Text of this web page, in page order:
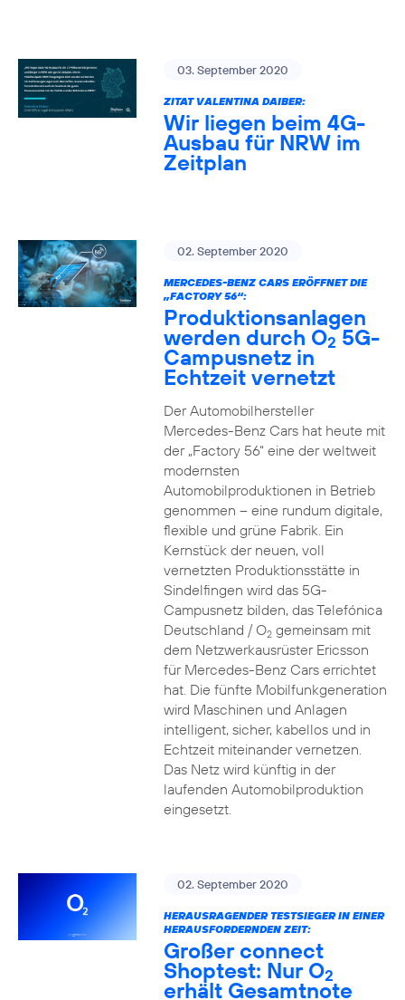
03. September 2020
ZITAT VALENTINA DAIBER:
Wir liegen beim 4G-
Ausbau für NRW im
Zeitplan
02. September 2020
MERCEDES-BENZ CARS ERÖFFNET DIE
„FACTORY 56“:
Produktionsanlagen
werden durch O25G-
Campusnetz in
Echtzeit vernetzt
Der Automobilhersteller
Mercedes-Benz Cars hat heute mit
der „Factory 56“ eine der weltweit
modernsten
Automobilproduktionen in Betrieb
genommen – eine rundum digitale,
flexible und grüne Fabrik. Ein
Kernstück der neuen, voll
vernetzten Produktionsstätte in
Sindelfingen wird das 5G-
Campusnetz bilden, das Telefónica
Deutschland / O2gemeinsam mit
dem Netzwerkausrüster Ericsson
für Mercedes-Benz Cars errichtet
hat. Die fünfte Mobilfunkgeneration
wird Maschinen und Anlagen
intelligent, sicher, kabellos und in
Echtzeit miteinander vernetzen.
Das Netz wird künftig in der
laufenden Automobilproduktion
eingesetzt.
02. September 2020
HERAUSRAGENDER TESTSIEGER IN EINER
HERAUSFORDERNDEN ZEIT:
Großer connect
Shoptest: Nur O2
erhält Gesamtnote